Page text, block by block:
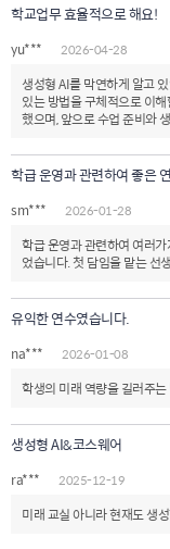
학교업무 효율적으로 해요!
yu*** 2026-04-28
생성형 AI를 막연하게 알고
있는 방법을 구체적으로 이
했으며, 앞으로 수업 준비와
학급 운영과 관련하여 좋은
sm*** 2026-01-28
학급 운영과 관련하여 여러
었습니다. 첫 담임을 맡는 선
유익한 연수였습니다.
na*** 2026-01-08
학생의 미래 역량을 길러주
생성형 AI&코스웨어
ra*** 2025-12-19
미래 교실 아니라 현재도 생